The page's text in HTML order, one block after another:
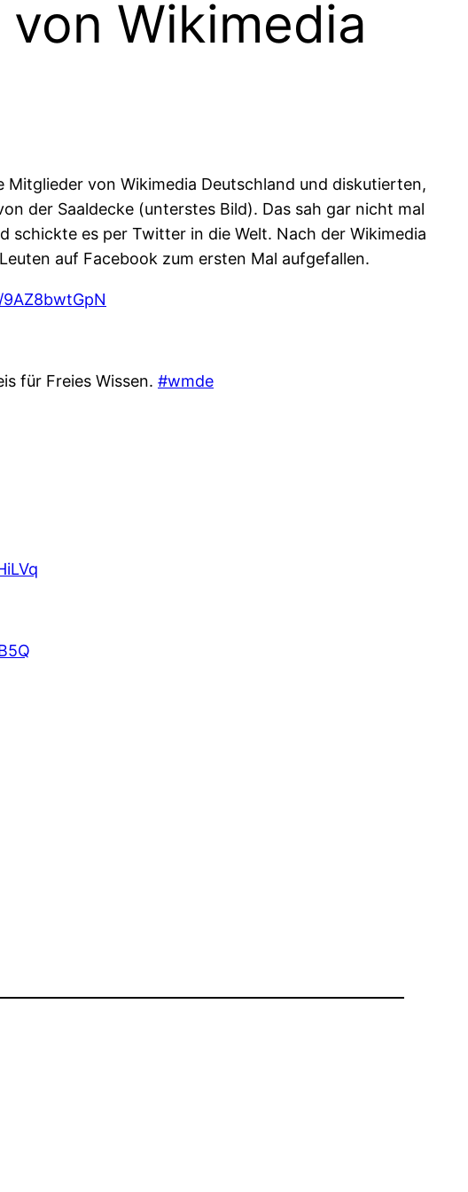
Wikimedia
von Wikimedia Deutschland und diskutierten,
der Saaldecke (unterstes Bild). Das sah gar nicht mal
schickte es per Twitter in die Welt. Nach der Wikimedia
auf Facebook zum ersten Mal aufgefallen.
für Freies Wissen. #wmde